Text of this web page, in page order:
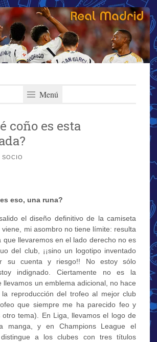
Menú
coño es esta
SOCIO
eso, una runa?
el diseño definitivo de la camiseta
mi asombro no tiene límite: resulta
que llevaremos en el lado derecho no es
del club, ¡¡sino un logotipo inventado
su cuenta y riesgo!! No estoy sólo
indignado. Ciertamente no es la
llevamos un emblema adicional, no hace
la reproducción del trofeo al mejor club
que siempre me ha parecido feo y
tema). En Liga, llevamos el logo de
manga, y en Champions League el
a los clubes con tres títulos